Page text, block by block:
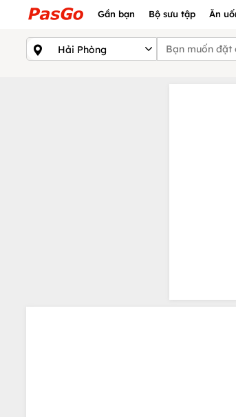
Gần bạn Bộ sưu tập Ăn